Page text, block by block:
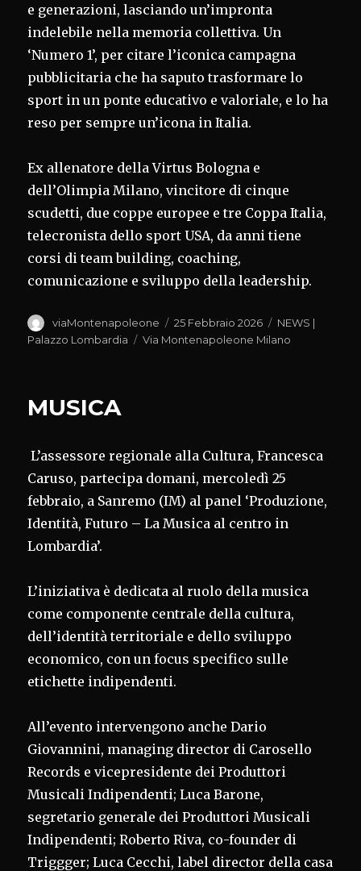
e generazioni, lasciando un’impronta
indelebile nella memoria collettiva. Un
‘Numero 1’, per citare l’iconica campagna
pubblicitaria che ha saputo trasformare lo
sport in un ponte educativo e valoriale, e lo ha
reso per sempre un’icona in Italia.
Ex allenatore della Virtus Bologna e
dell’Olimpia Milano, vincitore di cinque
scudetti, due coppe europee e tre Coppa Italia,
telecronista dello sport USA, da anni tiene
corsi di team building, coaching,
comunicazione e sviluppo della leadership.
Autore
viaMontenapoleone
Pubblicato
il
25 Febbraio 2026 Categorie
NEWS |
Palazzo Lombardia
Tag
Via Montenapoleone Milano
MUSICA
L’assessore regionale alla Cultura, Francesca
Caruso, partecipa domani, mercoledì 25
febbraio, a Sanremo (IM) al panel ‘Produzione,
Identità, Futuro – La Musica al centro in
Lombardia’.
L’iniziativa è dedicata al ruolo della musica
come componente centrale della cultura,
dell’identità territoriale e dello sviluppo
economico, con un focus specifico sulle
etichette indipendenti.
All’evento intervengono anche Dario
Giovannini, managing director di Carosello
Records e vicepresidente dei Produttori
Musicali Indipendenti; Luca Barone,
segretario generale dei Produttori Musicali
Indipendenti; Roberto Riva, co-founder di
Triggger; Luca Cecchi, label director della casa